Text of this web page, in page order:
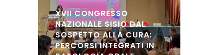
XVII CONGRESSO
NAZIONALE SISIO DAL
SOSPETTO ALLA CURA:
PERCORSI INTEGRATI IN